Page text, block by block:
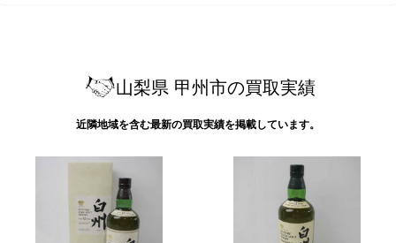
山梨県 甲州市の買取実績
近隣地域を含む最新の買取実績を掲載しています。